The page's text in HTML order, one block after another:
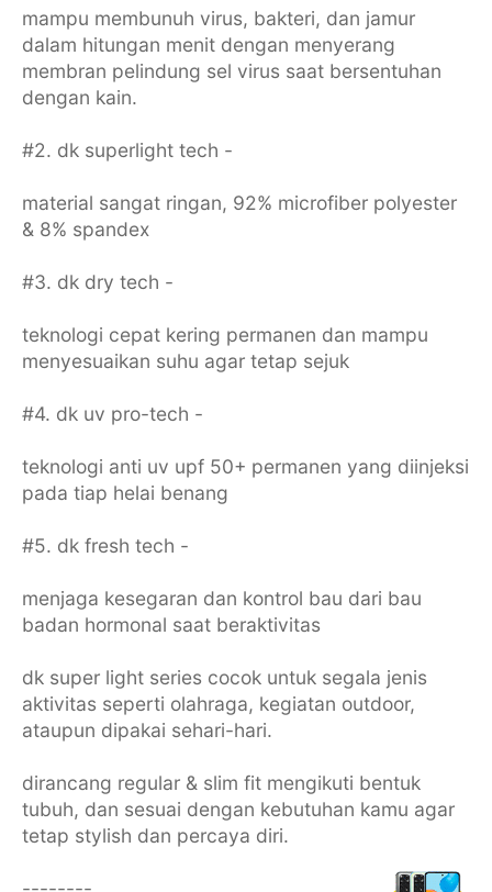
mampu membunuh virus, bakteri, dan jamur
dalam hitungan menit dengan menyerang
membran pelindung sel virus saat bersentuhan
dengan kain.
#2. dk superlight tech -
material sangat ringan, 92% microfiber polyester
& 8% spandex
#3. dk dry tech -
teknologi cepat kering permanen dan mampu
menyesuaikan suhu agar tetap sejuk
#4. dk uv pro-tech -
teknologi anti uv upf 50+ permanen yang diinjeksi
pada tiap helai benang
#5. dk fresh tech -
menjaga kesegaran dan kontrol bau dari bau
badan hormonal saat beraktivitas
dk super light series cocok untuk segala jenis
aktivitas seperti olahraga, kegiatan outdoor,
ataupun dipakai sehari-hari.
dirancang regular & slim fit mengikuti bentuk
tubuh, dan sesuai dengan kebutuhan kamu agar
tetap stylish dan percaya diri.